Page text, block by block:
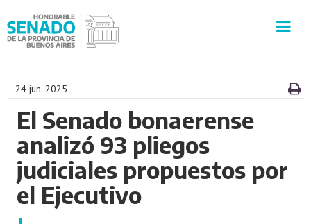
SECRETARÍAS
PRENSA
CULTURA
24 jun. 2025
El Senado bonaerense
analizó 93 pliegos
judiciales propuestos por
el Ejecutivo